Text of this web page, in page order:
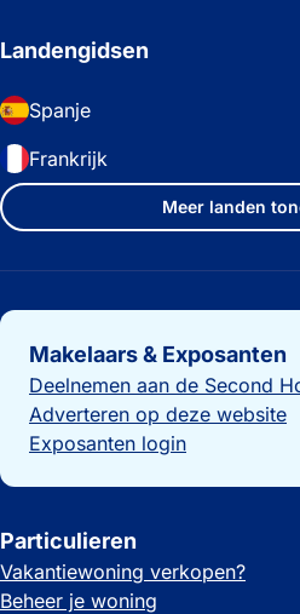
Landengidsen
Spanje
Frankrijk
Meer landen
Belangrijke links
Makelaars & Exposanten
Deelnemen aan de Second
Adverteren op deze website
Exposanten login
Particulieren
Vakantiewoning verkopen?
Beheer je woning